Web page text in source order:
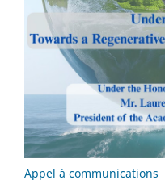
Appel à communications